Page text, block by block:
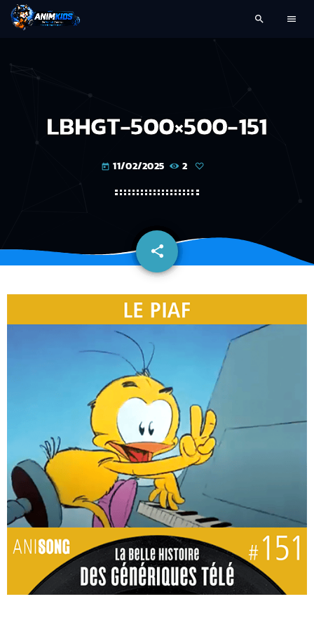
search menu
LBHGT-500×500-151
today 11/02/2025 2
share
email